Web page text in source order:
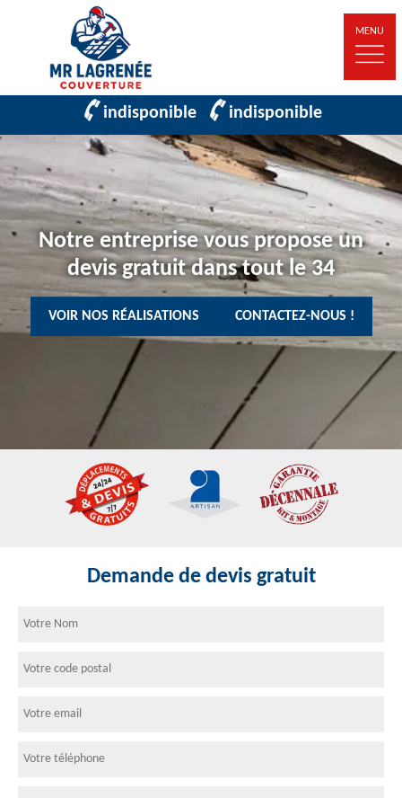
MENU
indisponible indisponible
Notre entreprise vous propose un
devis gratuit dans tout le 34
VOIR NOS RÉALISATIONS CONTACTEZ-NOUS !
Demande de devis gratuit